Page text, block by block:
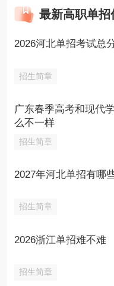
最新高职单招
2026河北单招考试总
招生简章
广东春季高考和现代
么不一样
招生简章
2027年河北单招有哪
招生简章
2026浙江单招难不难
招生简章